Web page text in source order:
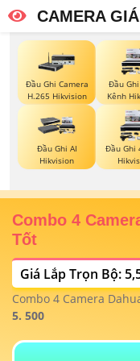
CAMERA
Đầu Ghi Camera
H.265 Hikvision
Đầu Ghi Ip 32
Kênh
Đầu Ghi AI
Hikvision
Đầu Ghi
Combo 4
Tốt
Giá Lắp Trọn Bộ:
Combo 4 Camera
5. 500